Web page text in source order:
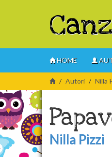
HOME
Autori Nilla
Nilla Pizzi